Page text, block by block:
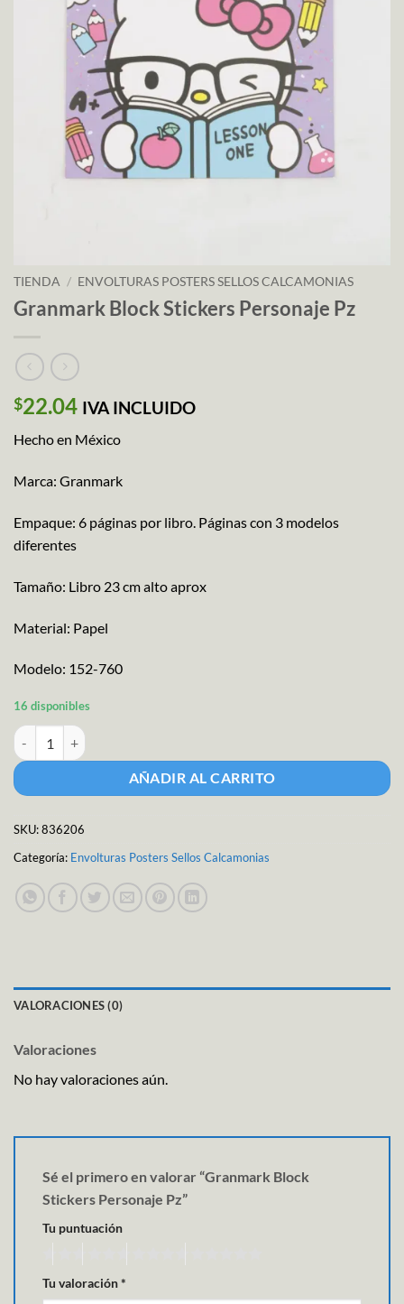
TIENDA / ENVOLTURAS POSTERS SELLOS CALCAMONIAS
Granmark Block Stickers Personaje Pz
$22.04 IVA INCLUIDO
Hecho en México
Marca: Granmark
Empaque: 6 páginas por libro. Páginas con 3 modelos
diferentes
Tamaño: Libro 23 cm alto aprox
Material: Papel
Modelo: 152-760
16 disponibles
Granmark Block Stickers Personaje Pz cantidad
AÑADIR AL CARRITO
SKU:836206
Categoría: Envolturas Posters Sellos Calcamonias
VALORACIONES (0)
Valoraciones
No hay valoraciones aún.
Sé el primero en valorar “Granmark Block
Stickers Personaje Pz”
Tu puntuación
Tu valoración*